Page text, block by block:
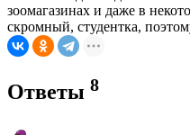
зоомагазинах и даже в
скромный, студентка,
Ответы 8